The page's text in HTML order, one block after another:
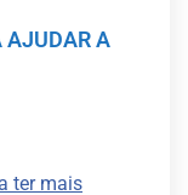
AJUDAR A
ter mais